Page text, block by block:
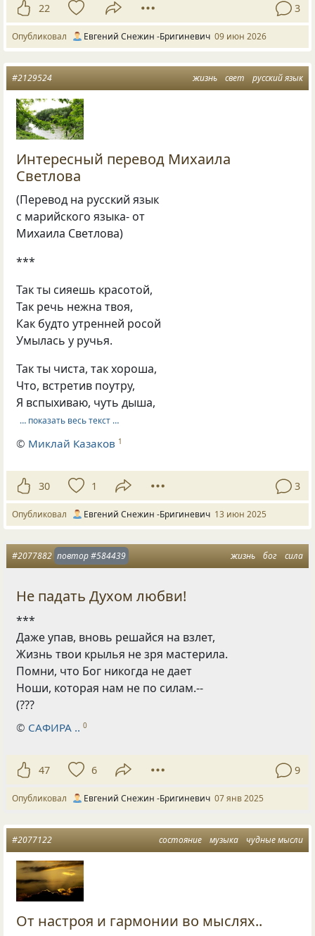
22 3
Опубликовал Евгений Снежин -Бригиневич 09 июн 2026
жизнь свет русский язык
#2129524
Интересный перевод Михаила
Светлова
(Перевод на русский язык
с марийского языка- от
Михаила Светлова)
***
Так ты сияешь красотой,
Так речь нежна твоя,
Как будто утренней росой
Умылась у ручья.
Так ты чиста, так хороша,
Что, встретив поутру,
Я вспыхиваю, чуть дыша,
… показать весь текст …
© Миклай Казаков 1
30 1 3
Опубликовал Евгений Снежин -Бригиневич 13 июн 2025
жизнь бог сила
#2077882 повтор#584439
Не падать Духом любви!
***
Даже упав, вновь решайся на взлет,
Жизнь твои крылья не зря мастерила.
Помни, что Бог никогда не дает
Ноши, которая нам не по силам.--
(???
© САФИРА .. 0
47 6 9
Опубликовал Евгений Снежин -Бригиневич 07 янв 2025
состояние музыка чудные мысли
#2077122
От настроя и гармонии во мыслях..